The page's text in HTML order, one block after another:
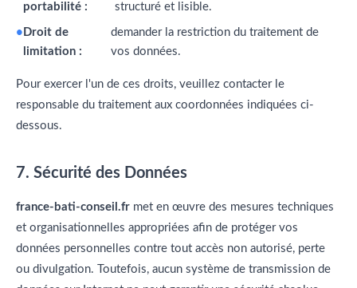
portabilité :
structuré et lisible.
Droit de
limitation :
demander la restriction du traitement de
vos données.
Pour exercer l'un de ces droits, veuillez contacter le
responsable du traitement aux coordonnées indiquées ci-
dessous.
7. Sécurité des Données
france-bati-conseil.fr met en œuvre des mesures techniques
et organisationnelles appropriées afin de protéger vos
données personnelles contre tout accès non autorisé, perte
ou divulgation. Toutefois, aucun système de transmission de